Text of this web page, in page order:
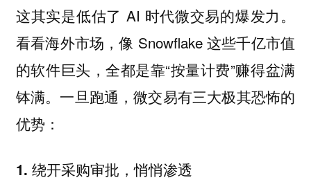
这其实是低估了 AI 时代微交易的爆发力。
看看海外市场，像 Snowflake 这些千亿市值
的软件巨头，全都是靠“按量计费”赚得盆满
钵满。一旦跑通，微交易有三大极其恐怖的
优势：
1. 绕开采购审批，悄悄渗透